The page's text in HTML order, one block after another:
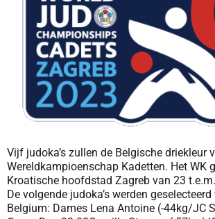
Vijf judoka’s zullen de Belgische driekleur
Wereldkampioenschap Kadetten. Het WK
Kroatische hoofdstad Zagreb van 23
De volgende judoka’s werden
Belgium: Dames Lena Antoine (-44kg/JC